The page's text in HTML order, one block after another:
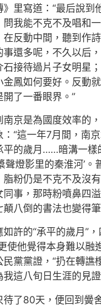
里寫道：“最后說到
問我能不克不及唱和
反動中間，聽到作
還多呢，不久以后
接待過片子女明星
鳳如何要好。反動
了一番眼界。”
南京是為國度效率的
“這一年7月間，南
平的歲月……暗溝一樣
聲燈影里的秦淮河’。
粉仍是不克不及沒
事，那時粉噴鼻四
八倒的書法也變得
許的“承平的歲月”
使他覺得本身難以融
黨黨證，“扔在轉譙
這八旬日生涯的見證
待了80天，便回到黌